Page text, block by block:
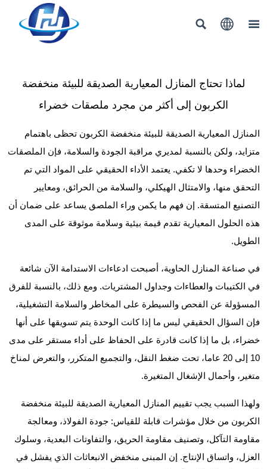
  
لماذا تحتاج المنازل المعيارية الصديقة للبيئة منخفضة
الكربون إلى أكثر من مجرد ملصقات خضراء
المنازل المعيارية الصديقة للبيئة منخفضة الكربون تحظى باهتمام
متزايد، ولكن بالنسبة لمديري مراقبة الجودة والسلامة، فإن الملصقات
الخضراء وحدها لا تكفي. يعتمد الأداء الحقيقي على المواد التي تم
التحقق منها، والامتثال الهيكلي، والسلامة من الحرائق، ومعايير
التصنيع المتسقة. إن فهم ما يكمن وراء الملصق يساعد على ضمان أن
هذه الحلول المعيارية تقدم قيمة بيئية وسلامة موثوقة على المدى
الطويل.
في صناعة المنازل الحاوية، أصبحت ادعاءات الاستدامة الآن شائعة
في الكتيبات والعطاءات وجداول المشتريات. ومع ذلك، بالنسبة للفرق
المسؤولة عن الفحص والسيطرة على المخاطر والسلامة التشغيلية،
فإن السؤال الحقيقي ليس ما إذا كانت الوحدة يتم تسويقها على أنها
خضراء، بل ما إذا كانت قادرة على الحفاظ على أداء مستقر على مدى
10 إلى 20 عاما، تحت ضغط النقل، والتجميع المتكرر، والتعرض لمناخ
متغير، وأحمال الإشغال المتغيرة.
ولهذا السبب يجب تقييم المنازل المعيارية الصديقة للبيئة منخفضة
الكربون من خلال مؤشرات قابلة للقياس: جودة الفولاذ، ومعالجة
مقاومة التآكل، وتصنيف مقاومة الحريق، والتفاوتات البعدية، وسلوك
العزل، واتساق الإنتاج. إن المبنى منخفض الانبعاثات الذي يفشل في